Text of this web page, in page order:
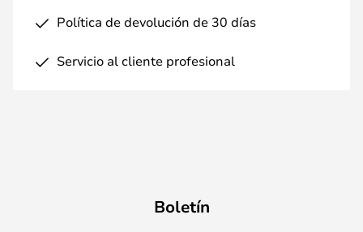
Política de devolución de 30 días
Servicio al cliente profesional
Boletín